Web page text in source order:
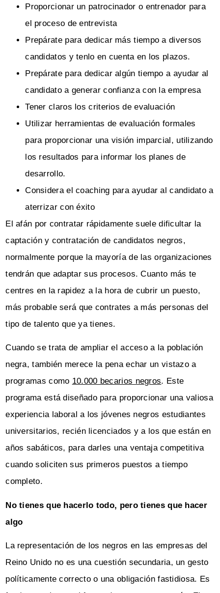
Proporcionar un patrocinador o entrenador para
el proceso de entrevista
Prepárate para dedicar más tiempo a diversos
candidatos y tenlo en cuenta en los plazos.
Prepárate para dedicar algún tiempo a ayudar al
candidato a generar confianza con la empresa
Tener claros los criterios de evaluación
Utilizar herramientas de evaluación formales
para proporcionar una visión imparcial, utilizando
los resultados para informar los planes de
desarrollo.
Considera el coaching para ayudar al candidato a
aterrizar con éxito
El afán por contratar rápidamente suele dificultar la
captación y contratación de candidatos negros,
normalmente porque la mayoría de las organizaciones
tendrán que adaptar sus procesos. Cuanto más te
centres en la rapidez a la hora de cubrir un puesto,
más probable será que contrates a más personas del
tipo de talento que ya tienes.
Cuando se trata de ampliar el acceso a la población
negra, también merece la pena echar un vistazo a
programas como 10.000 becarios negros. Este
programa está diseñado para proporcionar una valiosa
experiencia laboral a los jóvenes negros estudiantes
universitarios, recién licenciados y a los que están en
años sabáticos, para darles una ventaja competitiva
cuando soliciten sus primeros puestos a tiempo
completo.
No tienes que hacerlo todo, pero tienes que hacer
algo
La representación de los negros en las empresas del
Reino Unido no es una cuestión secundaria, un gesto
políticamente correcto o una obligación fastidiosa. Es